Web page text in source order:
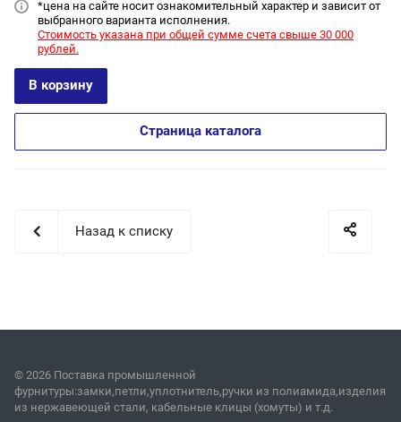
*цена на сайте носит ознакомительный характер и зависит от
выбранного варианта исполнения.
Стоимость указана при общей сумме счета свыше 30 000
рублей.
В корзину
Страница каталога
Назад к списку
© 2026 Поставка промышленной
фурнитуры:замки,петли,уплотнитель,ручки из полиамида,изделия
из нержавеющей стали, кабельные клицы (хомуты) и т.д.